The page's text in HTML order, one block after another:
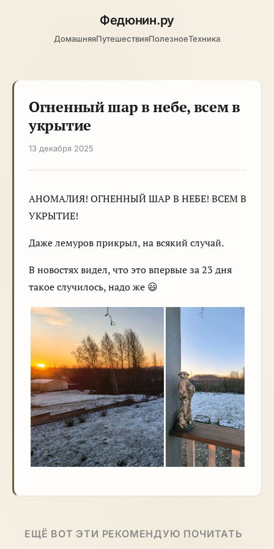
Федюнин.ру
ДомашняяПутешествияПолезноеТехника
Огненный шар в небе, всем в
укрытие
13 декабря 2025
АНОМАЛИЯ! ОГНЕННЫЙ ШАР В НЕБЕ! ВСЕМ В
УКРЫТИЕ!
Даже лемуров прикрыл, на всякий случай.
В новостях видел, что это впервые за 23 дня
такое случилось, надо же 😃
ЕЩЁ ВОТ ЭТИ РЕКОМЕНДУЮ ПОЧИТАТЬ